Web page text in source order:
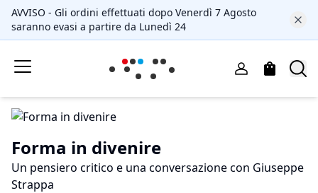
AVVISO - Gli ordini effettuati dopo Venerdì 7 Agosto
saranno evasi a partire da Lunedì 24
Forma in divenire
Un pensiero critico e una conversazione con Giuseppe
Strappa